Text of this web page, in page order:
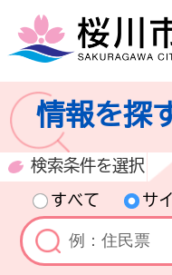
情報を探
検索条件を選択
すべて
サ